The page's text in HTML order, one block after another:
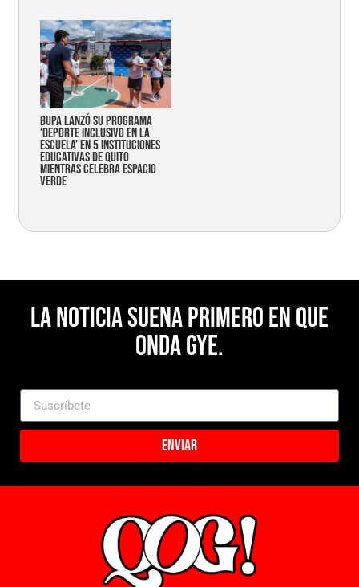
Bupa lanzó su programa
‘Deporte Inclusivo en la
Escuela’ en 5 instituciones
educativas de Quito
mientras celebra espacio
verde
La noticia suena primero en Que
Onda Gye.
Enviar